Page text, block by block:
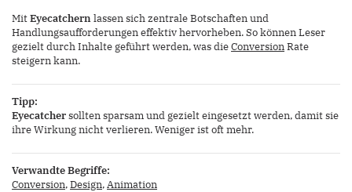
MitEyecatchernlassen sich zentrale Botschaften und
Handlungsaufforderungen effektiv hervorheben. So können Leser
gezielt durch Inhalte geführt werden, was dieConversionRate
steigern kann.
Tipp:
Eyecatchersollten sparsam und gezielt eingesetzt werden, damit sie
ihre Wirkung nicht verlieren. Weniger ist oft mehr.
Verwandte Begriffe:
Conversion,Design,Animation